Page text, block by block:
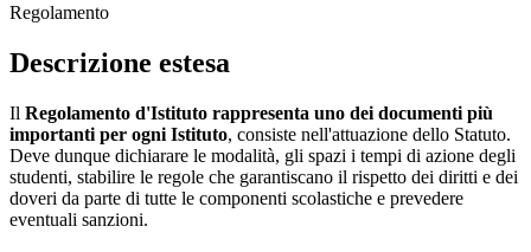
Regolamento
Descrizione estesa
Il Regolamento d'Istituto rappresenta uno dei documenti più
importanti per ogni Istituto, consiste nell'attuazione dello Statuto.
Deve dunque dichiarare le modalità, gli spazi i tempi di azione degli
studenti, stabilire le regole che garantiscano il rispetto dei diritti e dei
doveri da parte di tutte le componenti scolastiche e prevedere
eventuali sanzioni.